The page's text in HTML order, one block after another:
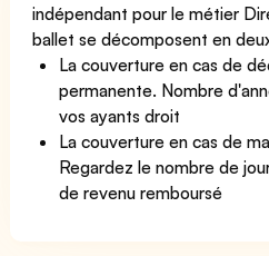
indépendant pour le métier
ballet se décomposent en
La couverture en cas de
permanente. Nombre
vos ayants droit
La couverture en cas de
Regardez le nombre de
de revenu remboursé